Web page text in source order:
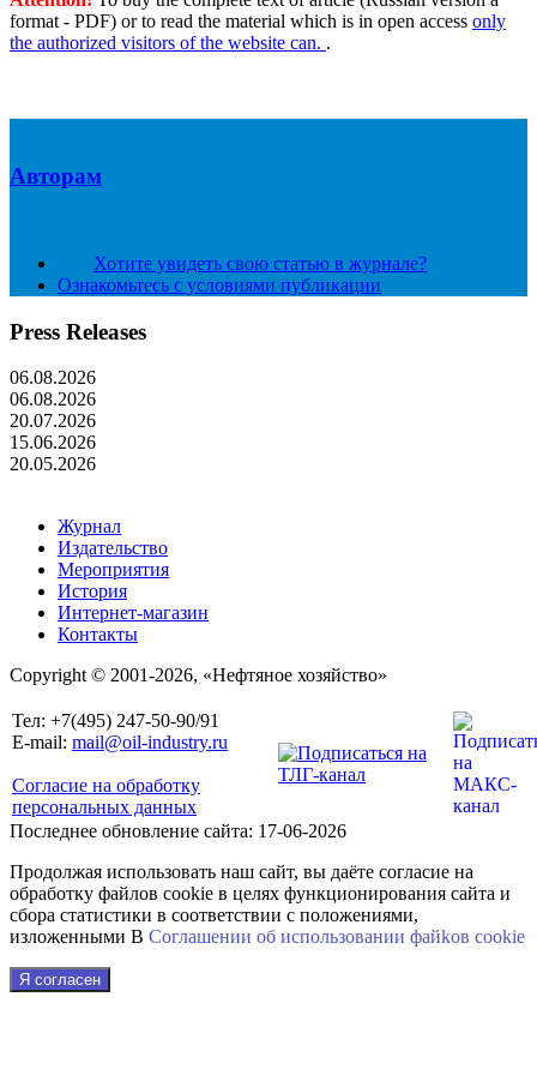
format - PDF) or to read the material which is in open access only
the authorized visitors of the website can. .
Авторам
Хотите увидеть свою статью в журнале?
Ознакомьтесь с условиями публикации
Press Releases
06.08.2026
06.08.2026
20.07.2026
15.06.2026
20.05.2026
Журнал
Издательство
Мероприятия
История
Интернет-магазин
Контакты
Copyright © 2001-2026, «Нефтяное хозяйство»
Тел: +7(495) 247-50-90/91
E-mail: mail@oil-industry.ru
Согласие на обработку
персональных данных
Последнее обновление сайта: 17-06-2026
Продолжая использовать наш сайт, вы даёте согласие на
обработку файлов cookie в целях функционирования сайта и
сбора статистики в соответствии с положениями,
изложенными В Соглашении об использовании файkов cookie
Я согласен